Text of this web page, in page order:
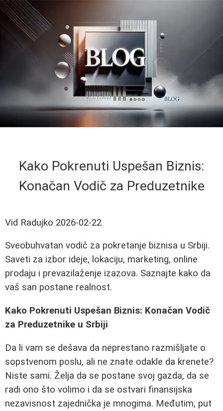
Kako Pokrenuti Uspešan Biznis:
Konačan Vodič za Preduzetnike
Vid Radujko 2026-02-22
Sveobuhvatan vodič za pokretanje biznisa u Srbiji.
Saveti za izbor ideje, lokaciju, marketing, online
prodaju i prevazilaženje izazova. Saznajte kako da
vaš san postane realnost.
Kako Pokrenuti Uspešan Biznis: Konačan Vodič
za Preduzetnike u Srbiji
Da li vam se dešava da neprestano razmišljate o
sopstvenom poslu, ali ne znate odakle da krenete?
Niste sami. Želja da se postane svoj gazda, da se
radi ono što volimo i da se ostvari finansijska
nezavisnost zajednička je mnogima. Međutim, put